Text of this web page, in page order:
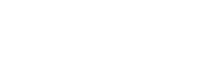
novedades del mercado de La Liga